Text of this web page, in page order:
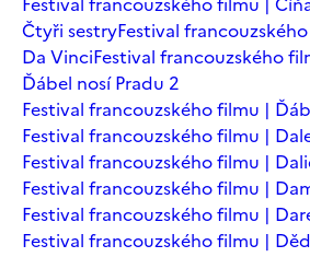
Čtyři sestryFestival
Da VinciFestival francouzského
Ďábel nosí Pradu 2
Festival francouzského filmu |
Festival francouzského filmu |
Festival francouzského filmu |
Festival francouzského filmu |
Festival francouzského filmu |
Festival francouzského filmu |